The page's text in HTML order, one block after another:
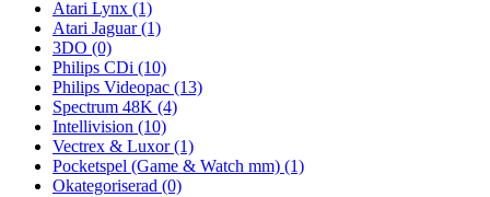
Atari Lynx (1)
Atari Jaguar(1)
3DO (0)
Philips CDi (10)
Philips Videopac (13)
Spectrum 48K (4)
Intellivision (10)
Vectrex & Luxor(1)
Pocketspel (Game & Watch mm) (1)
Okategoriserad (0)